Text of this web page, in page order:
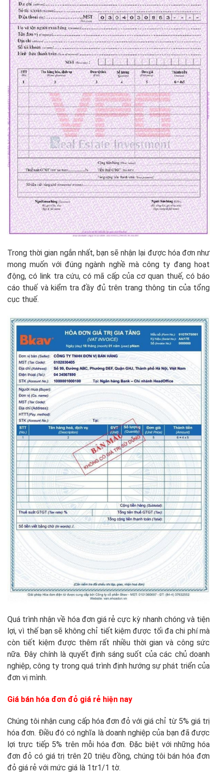
Trong thời gian ngắn nhất, bạn sẽ nhận lại được hóa đơn như
mong muốn với đúng ngành nghề mà công ty đang hoạt
động, có link tra cứu, có mã cấp của cơ quan thuế, có báo
cáo thuế và kiểm tra đầy đủ trên trang thông tin của tổng
cục thuế.
Quá trình nhận về hóa đơn giá rẻ cực kỳ nhanh chóng và tiện
lợi, vì thế bạn sẽ không chỉ tiết kiệm được tối đa chi phí mà
còn tiết kiệm được thêm rất nhiều thời gian và công sức
nữa. Đây chính là quyết định sáng suốt của các chủ doanh
nghiệp, công ty trong quá trình định hướng sự phát triển của
đơn vị mình.
Giá bán hóa đơn đỏ giá rẻ hiện nay
Chúng tôi nhận cung cấp hóa đơn đỏ với giá chỉ từ 5% giá trị
hóa đơn. Điều đó có nghĩa là doanh nghiệp của bạn đã được
lợi trực tiếp 5% trên mỗi hóa đơn. Đặc biệt với những hóa
đơn đỏ có giá trị trên 20 triệu đồng, chúng tôi bán hóa đơn
đỏ giá rẻ với mức giá là 1tr1/1 tờ.